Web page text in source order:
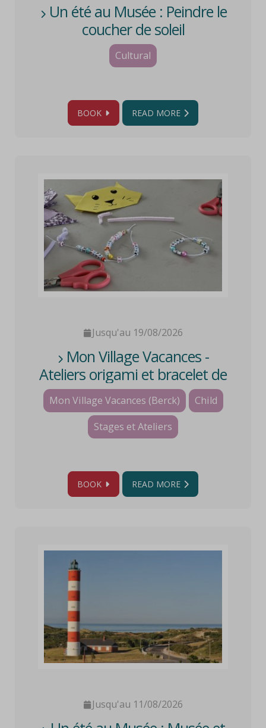
Un été au Musée : Peindre le
coucher de soleil
Cultural
BOOK READ MORE
Jusqu'au 19/08/2026
Mon Village Vacances -
Ateliers origami et bracelet de
l'amitié
Mon Village Vacances (Berck)
Child
Stages et Ateliers
BOOK READ MORE
Jusqu'au 11/08/2026